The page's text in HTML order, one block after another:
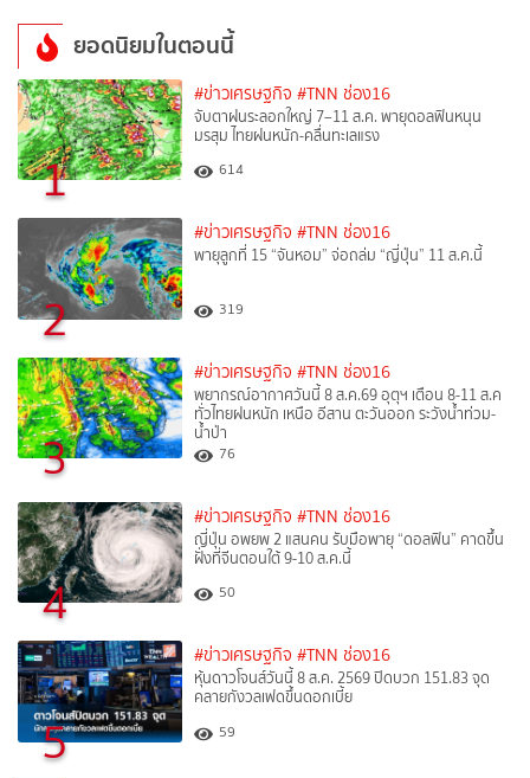
ยอดนิยมในตอนนี้
1
#ข่าวเศรษฐกิจ #TNN ช่อง16
จับตาฝนระลอกใหญ่ 7–11 ส.ค. พายุดอลฟินหนุน
มรสุม ไทยฝนหนัก-คลื่นทะเลแรง
614
2
#ข่าวเศรษฐกิจ #TNN ช่อง16
พายุลูกที่ 15 “จันหอม” จ่อถล่ม “ญี่ปุ่น” 11 ส.ค.นี้
319
3
#ข่าวเศรษฐกิจ #TNN ช่อง16
พยากรณ์อากาศวันนี้ 8 ส.ค.69 อุตุฯ เตือน 8-11 ส.ค
ทั่วไทยฝนหนัก เหนือ อีสาน ตะวันออก ระวังน้ำท่วม-
น้ำป่า
76
4
#ข่าวเศรษฐกิจ #TNN ช่อง16
ญี่ปุ่น อพยพ 2 แสนคน รับมือพายุ “ดอลฟิน” คาดขึ้น
ฝั่งที่จีนตอนใต้ 9-10 ส.ค.นี้
50
5
#ข่าวเศรษฐกิจ #TNN ช่อง16
หุ้นดาวโจนส์วันนี้ 8 ส.ค. 2569 ปิดบวก 151.83 จุด
คลายกังวลเฟดขึ้นดอกเบี้ย
59